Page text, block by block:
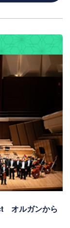
オルガンから